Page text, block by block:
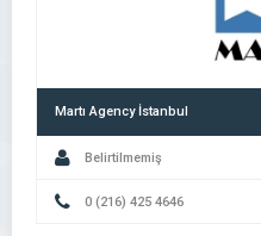
Martı Agency İstanbul
Belirtilmemiş
0 (216) 425 4646